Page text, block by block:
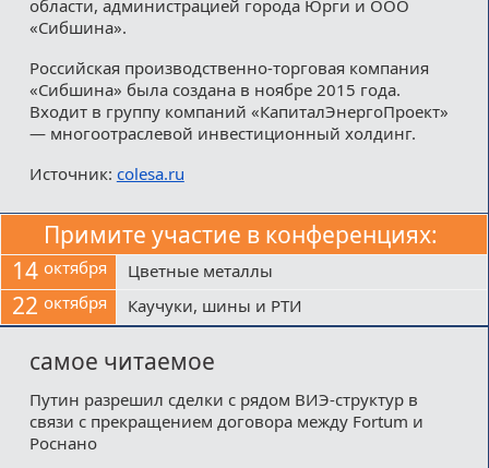
области, администрацией города Юрги и ООО
«Сибшина».
Российская производственно-торговая компания
«Сибшина» была создана в ноябре 2015 года.
Входит в группу компаний «КапиталЭнергоПроект»
— многоотраслевой инвестиционный холдинг.
Источник: colesa.ru
Примите участие в конференциях:
14 октября Цветные металлы
22 октября Каучуки, шины и РТИ
самое читаемое
Путин разрешил сделки с рядом ВИЭ-структур в
связи с прекращением договора между Fortum и
Роснано